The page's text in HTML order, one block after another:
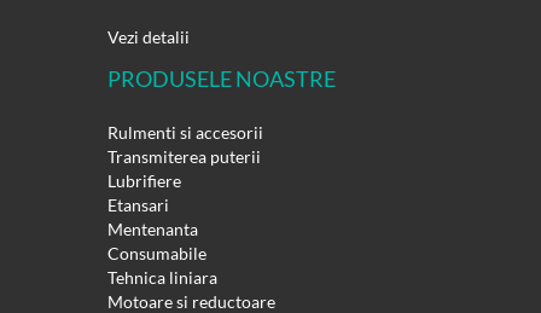
Vezi detalii
PRODUSELE NOASTRE
Rulmenti si accesorii
Transmiterea puterii
Lubrifiere
Etansari
Mentenanta
Consumabile
Tehnica liniara
Motoare si reductoare